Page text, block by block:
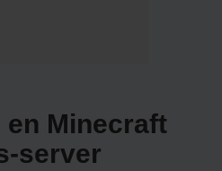
en Minecraft
server